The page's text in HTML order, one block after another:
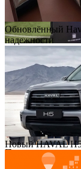
Футбольный
Приезд
Казахстан
Обновлённый
надежности
Новый HAVAL